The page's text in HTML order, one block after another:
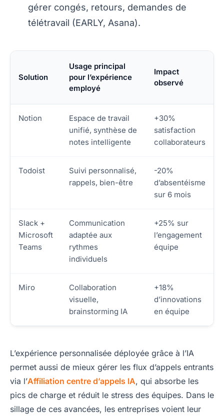
gérer congés, retours, demandes de
télétravail (EARLY, Asana).
Solution
Usage principal
pour l’expérience
employé
Impact
observé
Notion
Espace de travail
unifié, synthèse de
notes intelligente
+30%
satisfaction
collaborateurs
Todoist
Suivi personnalisé,
rappels, bien-être
-20%
d’absentéisme
sur 6 mois
Slack +
Microsoft
Teams
Communication
adaptée aux
rythmes
individuels
+25% sur
l’engagement
équipe
Miro
Collaboration
visuelle,
brainstorming IA
+18%
d’innovations
en équipe
L’expérience personnalisée déployée grâce à l’IA
permet aussi de mieux gérer les flux d’appels entrants
via l’Affiliation centre d’appels IA, qui absorbe les
pics de charge et réduit le stress des équipes. Dans le
sillage de ces avancées, les entreprises voient leur